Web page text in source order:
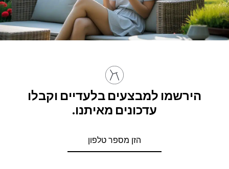
הירשמו למבצעים בלעדיים וקבלו
עדכונים מאיתנו.